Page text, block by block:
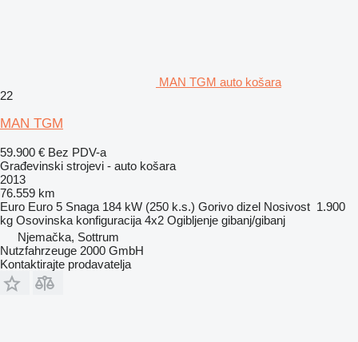
MAN TGM auto košara
22
MAN TGM
59.900 € Bez PDV-a
Građevinski strojevi - auto košara
2013
76.559 km
Euro Euro 5 Snaga 184 kW (250 k.s.) Gorivo dizel Nosivost 1.900
kg Osovinska konfiguracija 4x2 Ogibljenje gibanj/gibanj
Njemačka, Sottrum
Nutzfahrzeuge 2000 GmbH
Kontaktirajte prodavatelja